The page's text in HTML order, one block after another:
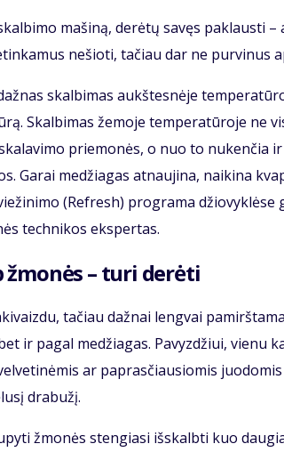
mašiną, derėtų savęs paklausti
nešioti, tačiau dar ne purvinus
skalbimas aukštesnėje
Skalbimas žemoje temperatūroje ne
priemonės, o nuo to nukenčia
Garai medžiagas atnaujina, naikina
(Refresh) programa džiovyklėse
technikos ekspertas.
žmonės – turi derėti
tačiau dažnai lengvai
ir pagal medžiagas. Pavyzdžiui, vienu
ar paprasčiausiomis
drabužį.
žmonės stengiasi išskalbti kuo